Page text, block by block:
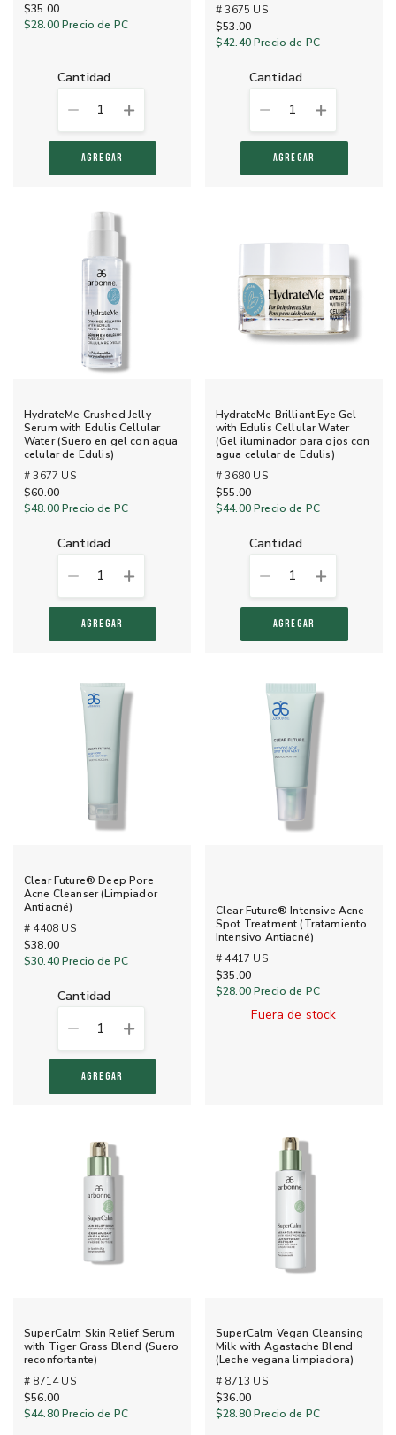
$35.00
$28.00Precio de PC
cantidad
1
AGREGAR
# 3675 US
$53.00
$42.40Precio de PC
cantidad
1
AGREGAR
HydrateMe Crushed Jelly
Serum with Edulis Cellular
Water (Suero en gel con agua
celular de Edulis)
# 3677 US
$60.00
$48.00Precio de PC
cantidad
1
AGREGAR
HydrateMe Brilliant Eye Gel
with Edulis Cellular Water
(Gel iluminador para ojos con
agua celular de Edulis)
# 3680 US
$55.00
$44.00Precio de PC
cantidad
1
AGREGAR
Clear Future® Deep Pore
Acne Cleanser (Limpiador
Antiacné)
# 4408 US
$38.00
$30.40Precio de PC
cantidad
1
AGREGAR
Clear Future® Intensive Acne
Spot Treatment (Tratamiento
Intensivo Antiacné)
# 4417 US
$35.00
$28.00Precio de PC
Fuera de stock
SuperCalm Skin Relief Serum
with Tiger Grass Blend (Suero
reconfortante)
# 8714 US
$56.00
$44.80Precio de PC
SuperCalm Vegan Cleansing
Milk with Agastache Blend
(Leche vegana limpiadora)
# 8713 US
$36.00
$28.80Precio de PC